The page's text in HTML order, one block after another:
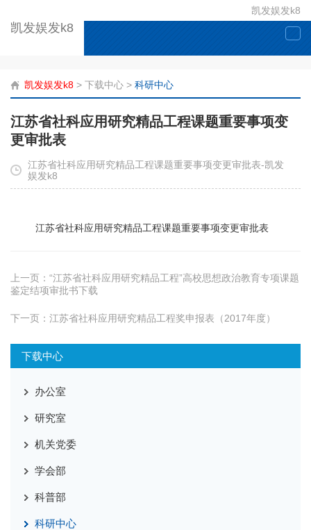
凯发娱发k8
凯发娱发k8
凯发娱发k8 > 下载中心 > 科研中心
江苏省社科应用研究精品工程课题重要事项变
更审批表
江苏省社科应用研究精品工程课题重要事项变更审批表-凯发
娱发k8
江苏省社科应用研究精品工程课题重要事项变更审批表
上一页： “江苏省社科应用研究精品工程”高校思想政治教育专项课题
鉴定结项审批书下载
下一页： 江苏省社科应用研究精品工程奖申报表（2017年度）
下载中心
办公室
研究室
机关党委
学会部
科普部
科研中心